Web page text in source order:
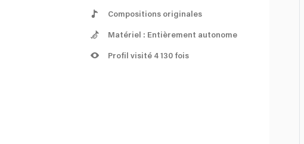
Compositions originales
Matériel : Entièrement autonome
Profil visité 4 130 fois